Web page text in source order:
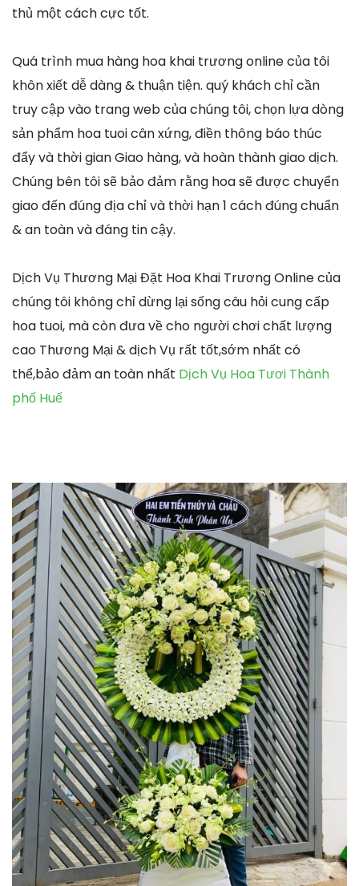
thủ một cách cực tốt.
Quá trình mua hàng hoa khai trương online của tôi
khôn xiết dễ dàng & thuận tiện. quý khách chỉ cần
truy cập vào trang web của chúng tôi, chọn lựa dòng
sản phẩm hoa tuoi cân xứng, điền thông báo thúc
đẩy và thời gian Giao hàng, và hoàn thành giao dịch.
Chúng bên tôi sẽ bảo đảm rằng hoa sẽ được chuyển
giao đến đúng địa chỉ và thời hạn 1 cách đúng chuẩn
& an toàn và đáng tin cậy.
Dịch Vụ Thương Mại Đặt Hoa Khai Trương Online của
chúng tôi không chỉ dừng lại sống câu hỏi cung cấp
hoa tuoi, mà còn đưa về cho người chơi chất lượng
cao Thương Mại & dịch Vụ rất tốt,sớm nhất có
thể,bảo đảm an toàn nhất Dịch Vụ Hoa Tươi Thành
phố Huế